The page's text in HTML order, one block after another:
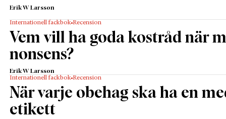
Erik W Larsson
Internationell fackbok Recension
Vem vill ha goda kostråd när
nonsens?
Erik W Larsson
Internationell fackbok Recension
När varje obehag ska ha en
etikett